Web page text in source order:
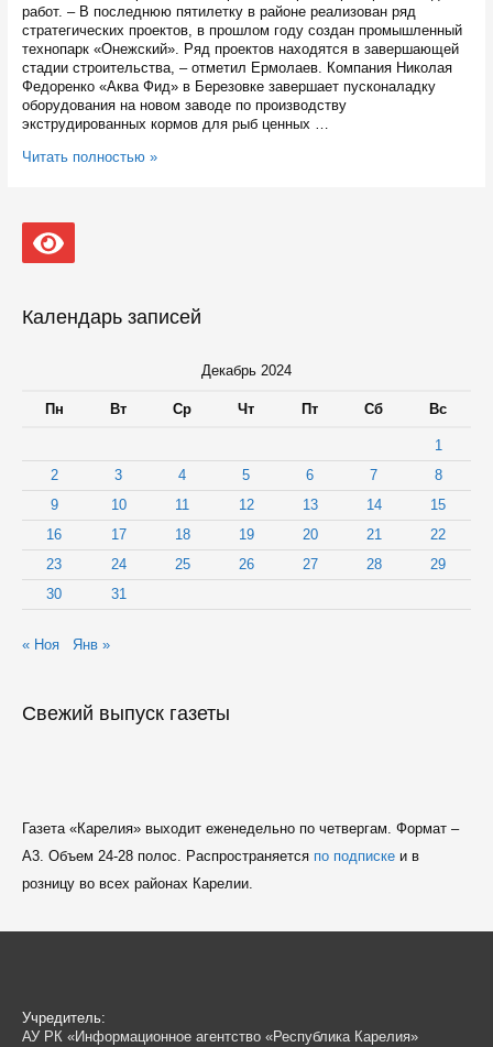
работ. – В последнюю пятилетку в районе реализован ряд
стратегических проектов, в прошлом году создан промышленный
технопарк «Онежский». Ряд проектов находятся в завершающей
стадии строительства, – отметил Ермолаев. Компания Николая
Федоренко «Аква Фид» в Березовке завершает пусконаладку
оборудования на новом заводе по производству
экструдированных кормов для рыб ценных …
В
Кондопожском
районе
должны
новых
Читать полностью »
Календарь записей
Декабрь 2024
Пн Вт Ср Чт Пт Сб Вс
1
2
3 4 5 6 7
8
9
10 11 12 13 14
15
16
17 18 19 20 21
22
23
24 25 26 27 28
29
30
31
« Ноя Янв »
Свежий выпуск газеты
Газета «Карелия» выходит еженедельно по четвергам. Формат –
A3. Объем 24-28 полос. Распространяется по подпискеи в
розницу во всех районах Карелии.
Учредитель:
АУ РК «Информационное агентство «Республика Карелия»